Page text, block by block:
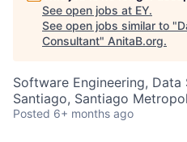
See open jobs at EY.
See open jobs similar to "
Consultant" AnitaB.org.
Software Engineering, Data
Santiago, Santiago
Posted 6+ months ago